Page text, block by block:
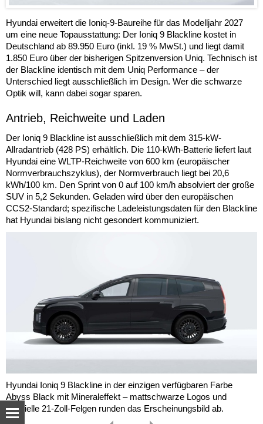
Hyundai erweitert die Ioniq-9-Baureihe für das Modelljahr 2027
um eine neue Topausstattung: Der Ioniq 9 Blackline kostet in
Deutschland ab 89.950 Euro (inkl. 19 % MwSt.) und liegt damit
1.850 Euro über der bisherigen Spitzenversion Uniq. Technisch ist
der Blackline identisch mit dem Uniq Performance – der
Unterschied liegt ausschließlich im Design. Wer die schwarze
Optik will, kann dabei sogar sparen.
Antrieb, Reichweite und Laden
Der Ioniq 9 Blackline ist ausschließlich mit dem 315-kW-
Allradantrieb (428 PS) erhältlich. Die 110-kWh-Batterie liefert laut
Hyundai eine WLTP-Reichweite von 600 km (europäischer
Normverbrauchszyklus), der Normverbrauch liegt bei 20,6
kWh/100 km. Den Sprint von 0 auf 100 km/h absolviert der große
SUV in 5,2 Sekunden. Geladen wird über den europäischen
CCS2-Standard; spezifische Ladeleistungsdaten für den Blackline
hat Hyundai bislang nicht gesondert kommuniziert.
Hyundai Ioniq 9 Blackline in der einzigen verfügbaren Farbe
Abyss Black mit Mineraleffekt – mattschwarze Logos und
spezielle 21-Zoll-Felgen runden das Erscheinungsbild ab.